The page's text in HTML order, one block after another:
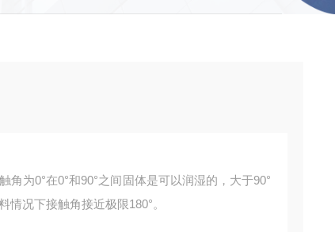
为0°在0°和90°之间固体是可以润湿的，大于90°
况下接触角接近极限180°。